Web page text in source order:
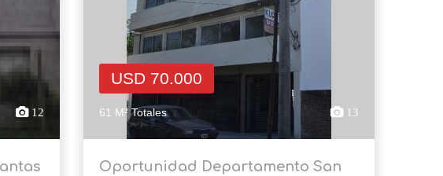
12
USD 70.000
61 M² Totales 13
Oportunidad Departamento San